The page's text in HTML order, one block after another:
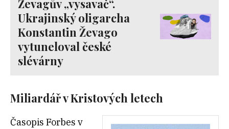
Ževagův „vysavač“.
Ukrajinský oligarcha
Konstantin Ževago
vytuneloval české
slévárny
Miliardář v Kristových letech
Časopis Forbes v